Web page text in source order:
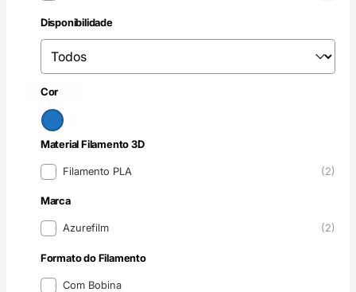
Disponibilidade
Disponibilidade
Disponibilidade
Cor
Cor
Azul(2)
Material Filamento 3D
Material Filamento 3D
Filamento PLA (2)
Marca
MarcaAzurefilm (2)
Formato do Filamento
Formato do Filamento
Com Bobina